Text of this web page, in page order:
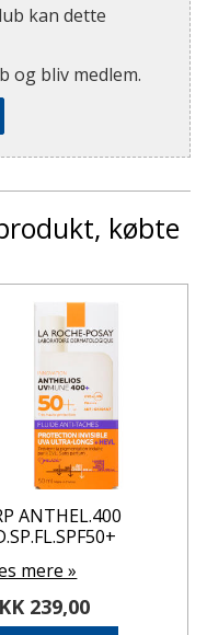
kan dette
og bliv medlem.
købte
ANTHEL.400
mere »
239,00